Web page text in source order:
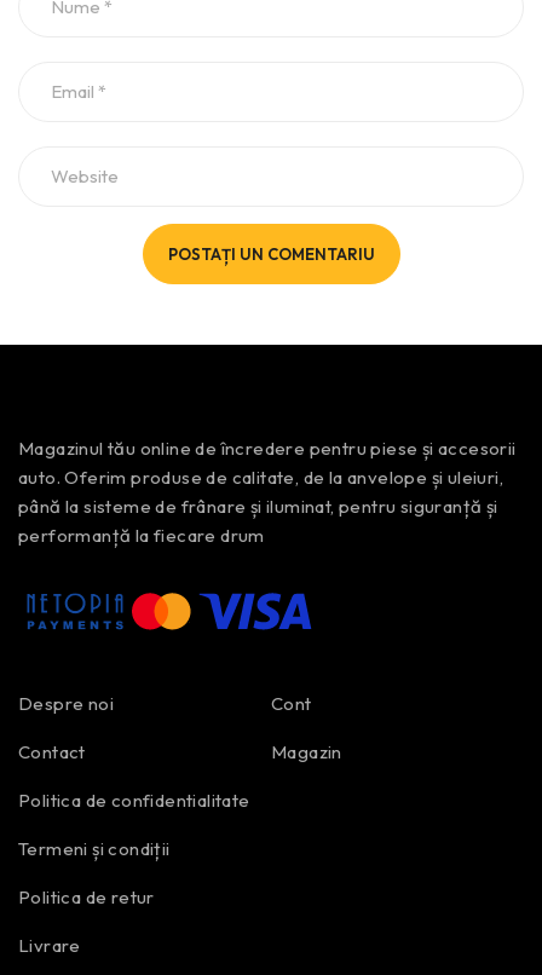
POSTAȚI UN COMENTARIU
Magazinul tău online de încredere pentru piese și accesorii
auto. Oferim produse de calitate, de la anvelope și uleiuri,
până la sisteme de frânare și iluminat, pentru siguranță și
performanță la fiecare drum
Despre noi
Contact
Politica de confidentialitate
Termeni și condiții
Politica de retur
Livrare
Cont
Magazin